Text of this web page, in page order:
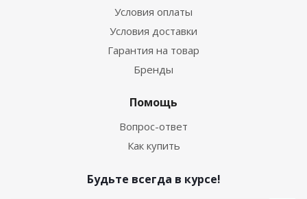
Условия оплаты
Условия доставки
Гарантия на товар
Бренды
Помощь
Вопрос-ответ
Как купить
Будьте всегда в курсе!